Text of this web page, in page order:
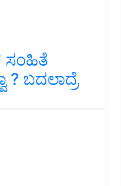
ಸಂಹಿತೆ
? ಬದಲಾದ್ರೆ